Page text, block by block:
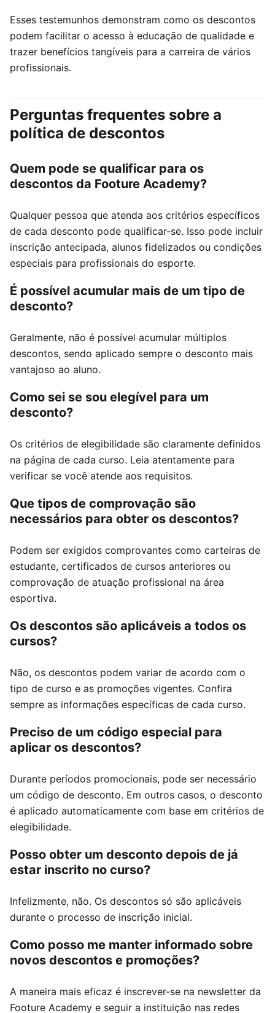
Esses testemunhos demonstram como os descontos
podem facilitar o acesso à educação de qualidade e
trazer benefícios tangíveis para a carreira de vários
profissionais.
Perguntas frequentes sobre a
política de descontos
Quem pode se qualificar para os
descontos da Footure Academy?
Qualquer pessoa que atenda aos critérios específicos
de cada desconto pode qualificar-se. Isso pode incluir
inscrição antecipada, alunos fidelizados ou condições
especiais para profissionais do esporte.
É possível acumular mais de um tipo de
desconto?
Geralmente, não é possível acumular múltiplos
descontos, sendo aplicado sempre o desconto mais
vantajoso ao aluno.
Como sei se sou elegível para um
desconto?
Os critérios de elegibilidade são claramente definidos
na página de cada curso. Leia atentamente para
verificar se você atende aos requisitos.
Que tipos de comprovação são
necessários para obter os descontos?
Podem ser exigidos comprovantes como carteiras de
estudante, certificados de cursos anteriores ou
comprovação de atuação profissional na área
esportiva.
Os descontos são aplicáveis a todos os
cursos?
Não, os descontos podem variar de acordo com o
tipo de curso e as promoções vigentes. Confira
sempre as informações específicas de cada curso.
Preciso de um código especial para
aplicar os descontos?
Durante períodos promocionais, pode ser necessário
um código de desconto. Em outros casos, o desconto
é aplicado automaticamente com base em critérios de
elegibilidade.
Posso obter um desconto depois de já
estar inscrito no curso?
Infelizmente, não. Os descontos só são aplicáveis
durante o processo de inscrição inicial.
Como posso me manter informado sobre
novos descontos e promoções?
A maneira mais eficaz é inscrever-se na newsletter da
Footure Academy e seguir a instituição nas redes